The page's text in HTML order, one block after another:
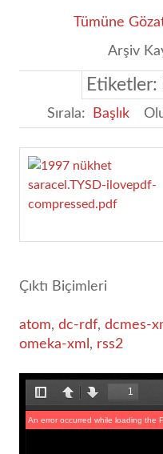
Tümüne
Arşiv
Etiketler:
Sırala: Başlık
Çıktı Biçimleri
atom, dc-rdf, dcmes-
omeka-xml , rss2